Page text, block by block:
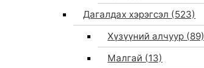
Дагалдах хэрэгсэл (523)
Хүзүүний алчуур (89)
Малгай (13)